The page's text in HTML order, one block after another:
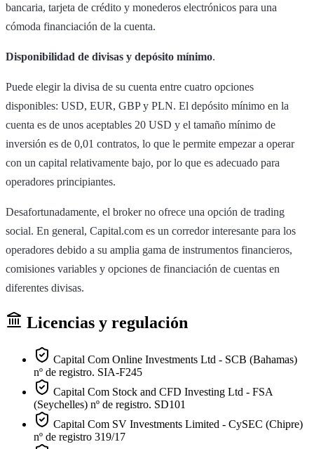
bancaria, tarjeta de crédito y monederos electrónicos para una
cómoda financiación de la cuenta.
Disponibilidad de divisas y depósito mínimo.
Puede elegir la divisa de su cuenta entre cuatro opciones
disponibles: USD, EUR, GBP y PLN. El depósito mínimo en la
cuenta es de unos aceptables 20 USD y el tamaño mínimo de
inversión es de 0,01 contratos, lo que le permite empezar a operar
con un capital relativamente bajo, por lo que es adecuado para
operadores principiantes.
Desafortunadamente, el broker no ofrece una opción de trading
social. En general, Capital.com es un corredor interesante para los
operadores debido a su amplia gama de instrumentos financieros,
comisiones variables y opciones de financiación de cuentas en
diferentes divisas.
Licencias y regulación
Capital Com Online Investments Ltd - SCB (Bahamas)
nº de registro. SIA-F245
Capital Com Stock and CFD Investing Ltd - FSA
(Seychelles) nº de registro. SD101
Capital Com SV Investments Limited - CySEC (Chipre)
nº de registro 319/17